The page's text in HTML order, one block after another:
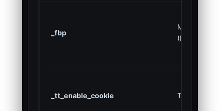
_fbp
Meta
(Facebook)
_tt_enable_cookie TikTok